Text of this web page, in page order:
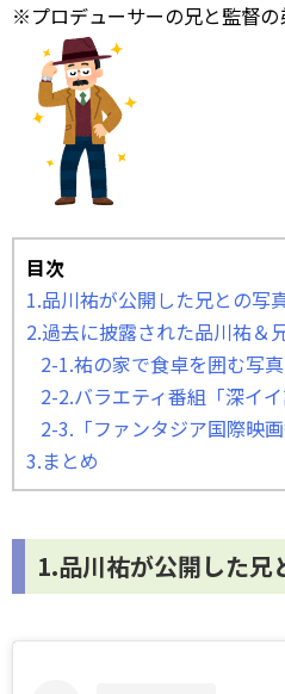
※プロデューサーの兄と監督の
目次
1.品川祐が公開した兄との写
2.過去に披露された品川祐＆
2-1.祐の家で食卓を囲む写真
2-2.バラエティ番組「深イ
2-3.「ファンタジア国際映
3.まとめ
1.品川祐が公開した兄